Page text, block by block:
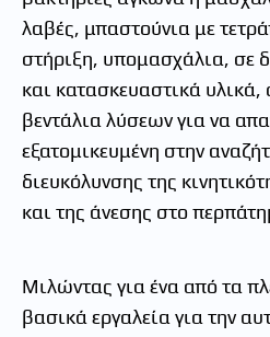
λαβές, μπαστούνια με
στήριξη, υπομασχάλια, σε
και κατασκευαστικά υλικά,
βεντάλια λύσεων για να
εξατομικευμένη στην
διευκόλυνσης της
και της άνεσης στο
Μιλώντας για ένα από τα
βασικά εργαλεία για την